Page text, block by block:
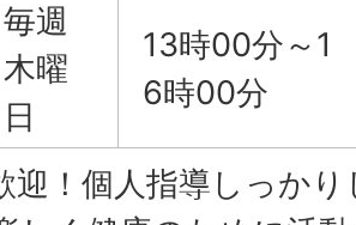
毎週
木曜
日
13時00分～1
6時00分
迎！個人指導しっか